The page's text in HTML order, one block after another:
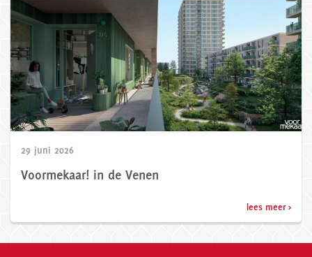
29 juni 2026
Voormekaar! in de Venen
lees meer >